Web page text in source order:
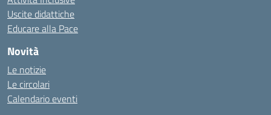
Uscite didattiche
Educare alla Pace
Novità
Le notizie
Le circolari
Calendario eventi